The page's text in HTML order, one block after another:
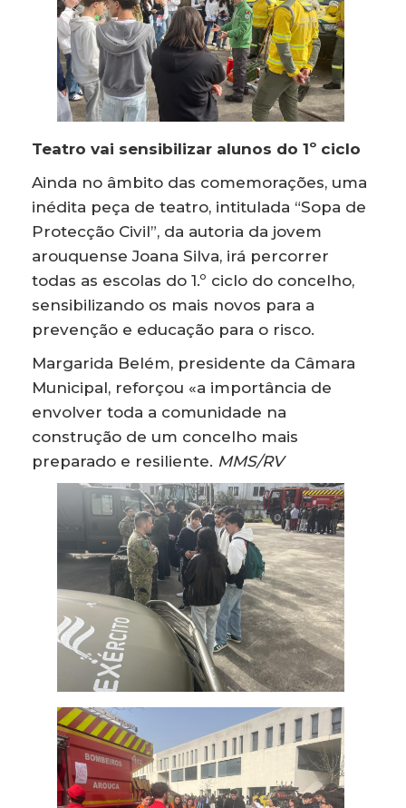
Teatro vai sensibilizar alunos do 1º ciclo
Ainda no âmbito das comemorações, uma
inédita peça de teatro, intitulada “Sopa de
Protecção Civil”, da autoria da jovem
arouquense Joana Silva, irá percorrer
todas as escolas do 1.º ciclo do concelho,
sensibilizando os mais novos para a
prevenção e educação para o risco.
Margarida Belém, presidente da Câmara
Municipal, reforçou «a importância de
envolver toda a comunidade na
construção de um concelho mais
preparado e resiliente. MMS/RV